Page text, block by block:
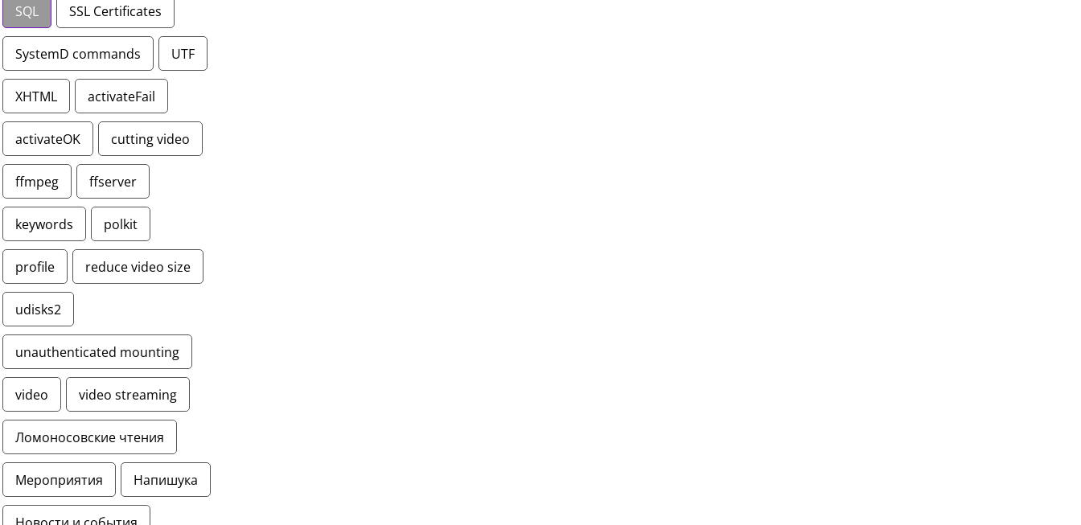
SQL SSL Certificates
SystemD commands UTF
XHTML activateFail
activateOK cutting video
ffmpeg ffserver
keywords polkit
profile reduce video size
udisks2
unauthenticated mounting
video video streaming
Ломоносовские чтения
Мероприятия Напишука